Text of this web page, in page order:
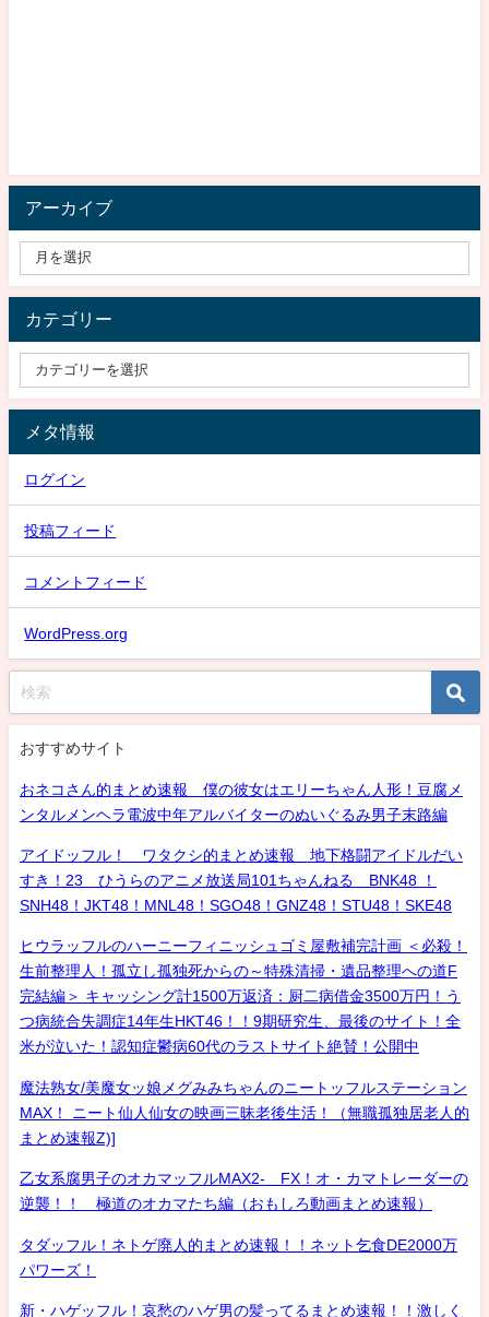
アーカイブ
カテゴリー
メタ情報
ログイン
投稿フィード
コメントフィード
WordPress.org
おすすめサイト
おネコさん的まとめ速報 僕の彼女はエリーちゃん人形！豆腐メ
ンタルメンヘラ電波中年アルバイターのぬいぐるみ男子末路編
アイドッフル！ ワタクシ的まとめ速報 地下格闘アイドルだい
すき！23 ひうらのアニメ放送局101ちゃんねる BNK48 ！
SNH48！JKT48！MNL48！SGO48！GNZ48！STU48！SKE48
ヒウラッフルのハーニーフィニッシュゴミ屋敷補完計画 ＜必殺！
生前整理人！孤立し孤独死からの～特殊清掃・遺品整理への道F
完結編＞ キャッシング計1500万返済：厨二病借金3500万円！う
つ病統合失調症14年生HKT46！！9期研究生、最後のサイト！全
米が泣いた！認知症鬱病60代のラストサイト絶賛！公開中
魔法熟女/美魔女ッ娘メグみみちゃんのニートッフルステーション
MAX！ ニート仙人仙女の映画三昧老後生活！（無職孤独居老人的
まとめ速報Z)]
乙女系腐男子のオカマッフルMAX2- FX！オ・カマトレーダーの
逆襲！！ 極道のオカマたち編（おもしろ動画まとめ速報）
タダッフル！ネトゲ廃人的まとめ速報！！ネット乞食DE2000万
パワーズ！
新・ハゲッフル！哀愁のハゲ男の髪ってるまとめ速報！！激しく